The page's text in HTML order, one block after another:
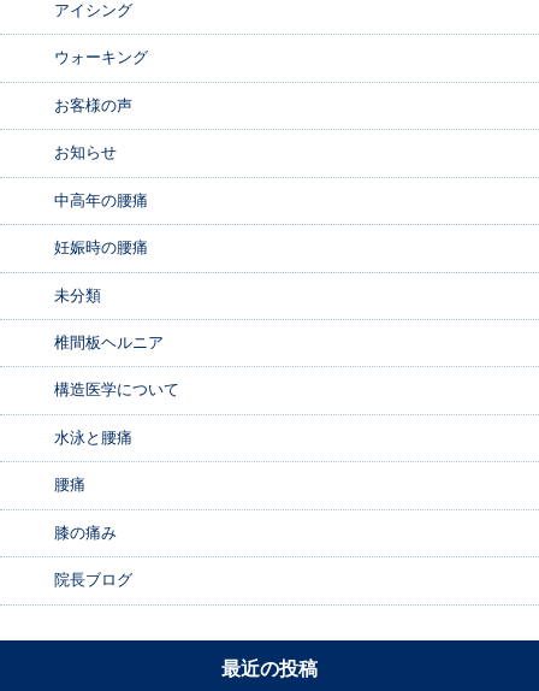
アイシング
ウォーキング
お客様の声
お知らせ
中高年の腰痛
妊娠時の腰痛
未分類
椎間板ヘルニア
構造医学について
水泳と腰痛
腰痛
膝の痛み
院長ブログ
最近の投稿